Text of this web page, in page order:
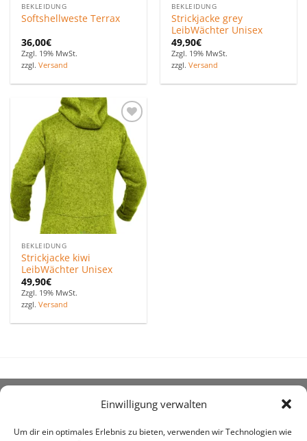
Einwilligung verwalten
Um dir ein optimales Erlebnis zu bieten, verwenden wir Technologien wie
BEKLEIDUNG
Softshellweste Terrax
36,00€
Zzgl. 19% MwSt.
zzgl.Versand
BEKLEIDUNG
Strickjacke grey
LeibWächter Unisex
49,90€
Zzgl. 19% MwSt.
zzgl.Versand
Zu den
Favoriten
hinzufügen
BEKLEIDUNG
Strickjacke kiwi
LeibWächter Unisex
49,90€
Zzgl. 19% MwSt.
zzgl.Versand